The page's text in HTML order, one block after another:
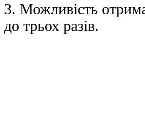
3. Можливість
до трьох разів.